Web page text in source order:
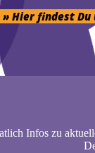
» Hier findest Du
Infos zu